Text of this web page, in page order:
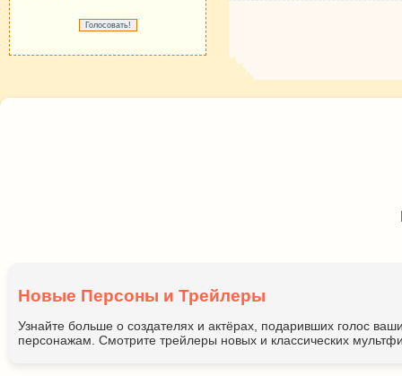
Новые Персоны и Трейлеры
Узнайте больше о создателях и актёрах, подаривших голос
персонажам. Смотрите трейлеры новых и классических